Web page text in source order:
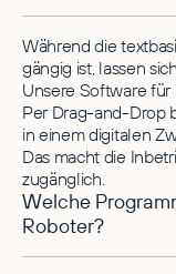
Während die
gängig ist, lassen
Unsere Software
Per Drag-and-Drop
in einem digitalen
Das macht die
zugänglich.
Welche
Roboter?